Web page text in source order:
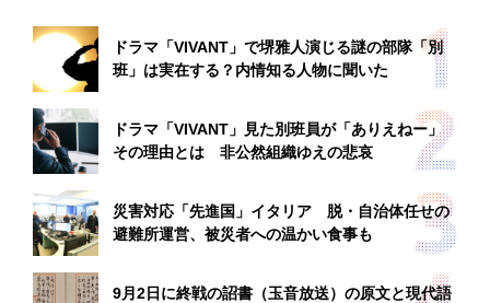
ドラマ「VIVANT」で堺雅人演じる謎の部隊「別
班」は実在する？内情知る人物に聞いた
ドラマ「VIVANT」見た別班員が「ありえねー」
その理由とは 非公然組織ゆえの悲哀
災害対応「先進国」イタリア 脱・自治体任せの
避難所運営、被災者への温かい食事も
9月2日に終戦の詔書（玉音放送）の原文と現代語